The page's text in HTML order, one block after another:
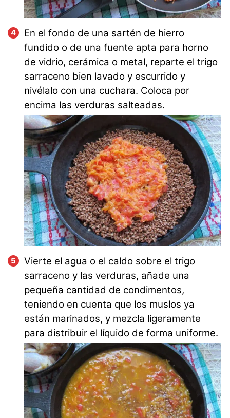
En el fondo de una sartén de hierro
fundido o de una fuente apta para horno
de vidrio, cerámica o metal, reparte el trigo
sarraceno bien lavado y escurrido y
nivélalo con una cuchara. Coloca por
encima las verduras salteadas.
Vierte el agua o el caldo sobre el trigo
sarraceno y las verduras, añade una
pequeña cantidad de condimentos,
teniendo en cuenta que los muslos ya
están marinados, y mezcla ligeramente
para distribuir el líquido de forma uniforme.